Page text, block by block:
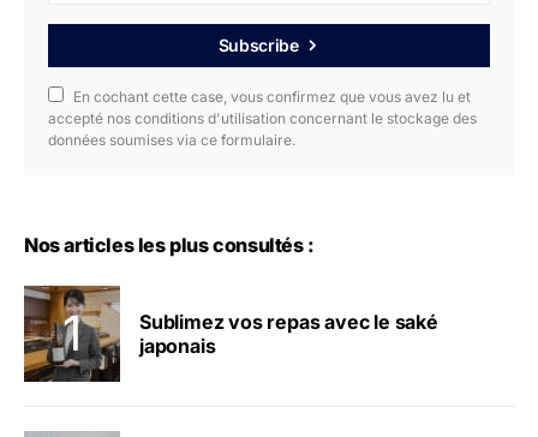
Subscribe
En cochant cette case, vous confirmez que vous avez lu et
accepté nos conditions d'utilisation concernant le stockage des
données soumises via ce formulaire.
Nos articles les plus consultés :
Sublimez vos repas avec le saké
japonais